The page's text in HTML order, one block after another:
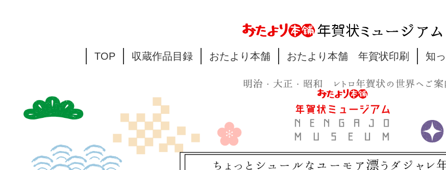
TOP 収蔵作品目録 おたより本舗 おたより本舗 年賀状印刷 知